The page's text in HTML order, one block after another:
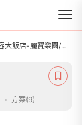
福容大飯店-麗寶樂園/婚禮喜宴/J-Love婚攝團隊
方案(9)